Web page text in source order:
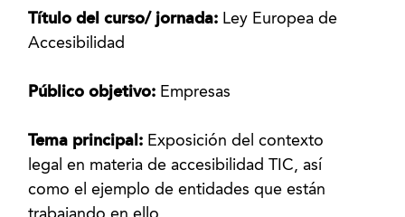
Título del curso/ jornada: Ley Europea de
Accesibilidad
Público objetivo: Empresas
Tema principal: Exposición del contexto
legal en materia de accesibilidad TIC, así
como el ejemplo de entidades que están